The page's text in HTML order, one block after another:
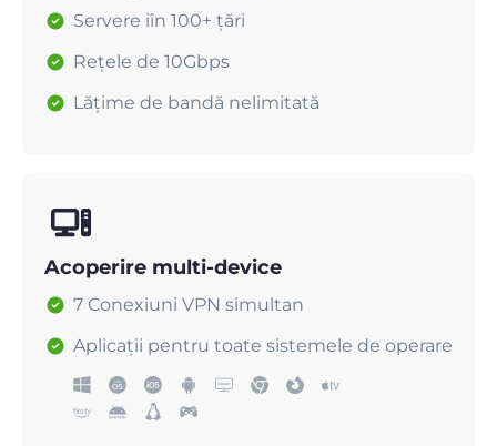
Servere iîn 100+ țări
Rețele de 10Gbps
Lățime de bandă nelimitată
Acoperire multi-device
7 Conexiuni VPN simultan
Aplicații pentru toate sistemele de operare